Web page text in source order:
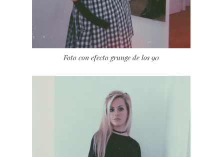
Foto con efecto grunge de los 90